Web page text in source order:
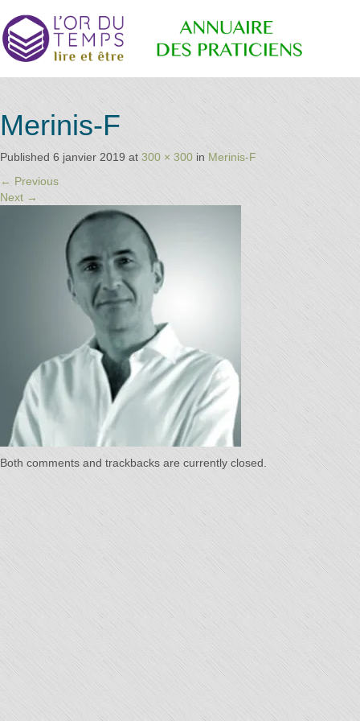
Annuaire
des
Praticiens
"L'Or du
Temps"
les
praticiens
conseillé
par la
Merinis-F
Published 6 janvier 2019 at 300 × 300 in Merinis-F
← Previous
Next →
Both comments and trackbacks are currently closed.